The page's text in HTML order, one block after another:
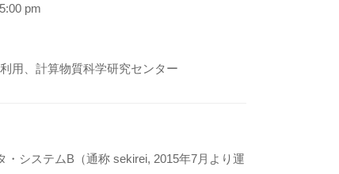
pm
用、計算物質科学研究センター
システムB（通称 sekirei, 2015年7月より運